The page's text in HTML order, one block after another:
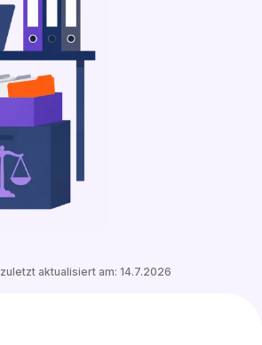
zuletzt aktualisiert am: 14.7.2026